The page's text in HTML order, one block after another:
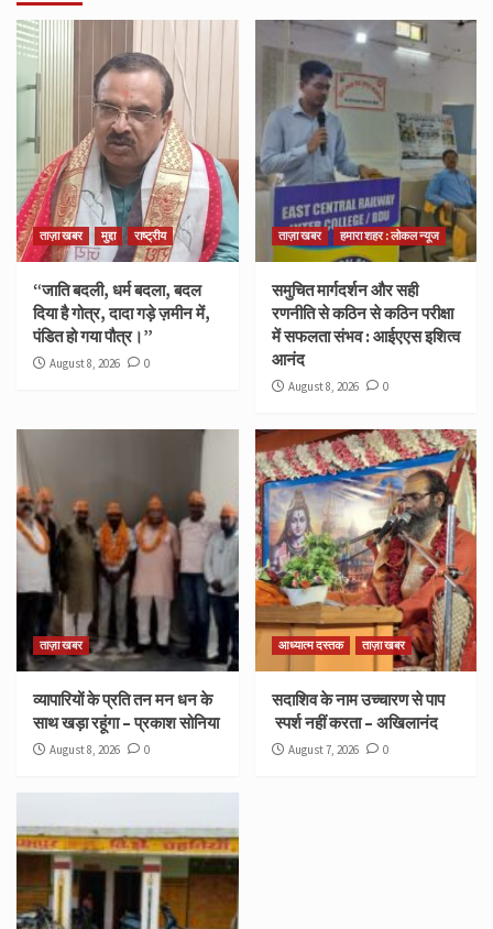
ताज़ा खबर मुद्दा राष्ट्रीय
“जाति बदली, धर्म बदला, बदल
दिया है गोत्र, दादा गड़े ज़मीन में,
पंडित हो गया पौत्र।”
August 8, 2026 0
ताज़ा खबर हमारा शहर : लोकल न्यूज
समुचित मार्गदर्शन और सही
रणनीति से कठिन से कठिन परीक्षा
में सफलता संभव : आईएएस इशित्व
आनंद
August 8, 2026 0
ताज़ा खबर
व्यापारियों के प्रति तन मन धन के
साथ खड़ा रहूंगा – प्रकाश सोनिया
August 8, 2026 0
आध्यात्म दस्तक ताज़ा खबर
सदाशिव के नाम उच्चारण से पाप
स्पर्श नहीं करता – अखिलानंद
August 7, 2026 0